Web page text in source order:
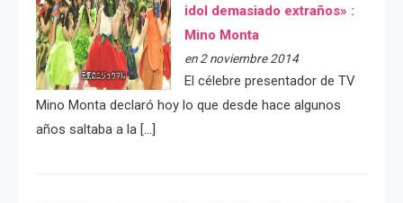
idol demasiado extraños» :
Mino Monta
en 2 noviembre 2014
El célebre presentador de TV
Mino Monta declaró hoy lo que desde hace algunos
años saltaba a la […]